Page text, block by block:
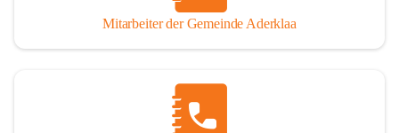
Mitarbeiter der Gemeinde Aderklaa